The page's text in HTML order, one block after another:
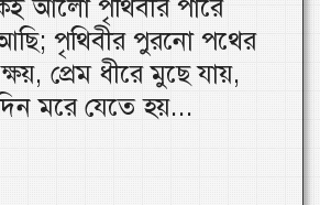
আলো পৃথিবীর পারে
পৃথিবীর পুরনো পথের
প্রেম ধীরে মুছে যায়,
মরে যেতে হয়...